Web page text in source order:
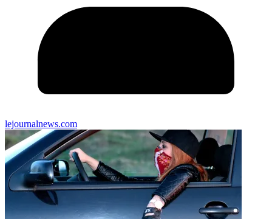
lejournalnews.com